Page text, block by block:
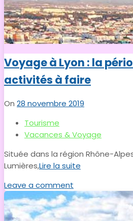
Voyage à Lyon : la
activités à faire
On 28 novembre 2019
Tourisme
Vacances & Voyage
Située dans la région Rhône-
Lumières,Lire la suite
Leave a comment